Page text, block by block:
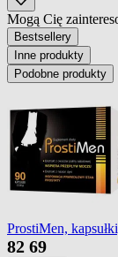
Mogą Cię
Bestsellery
Inne produkty
Podobne produkty
ProstiMen,
82 69